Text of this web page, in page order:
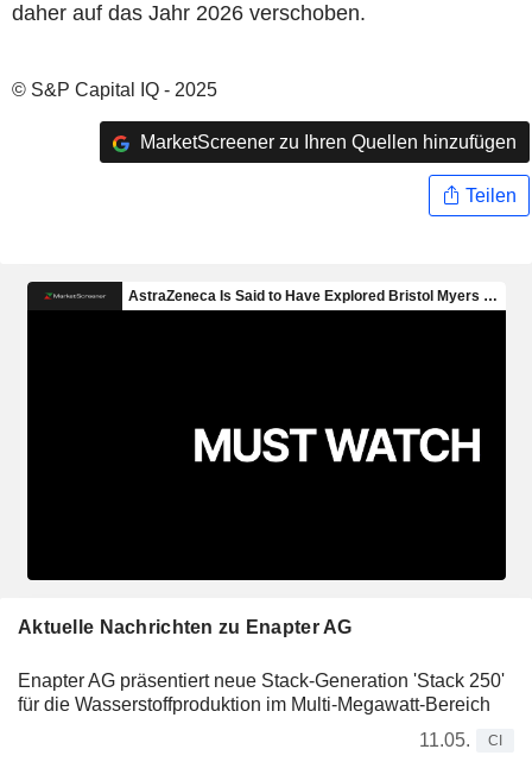
daher auf das Jahr 2026 verschoben.
© S&P Capital IQ - 2025
MarketScreener zu Ihren Quellen hinzufügen
Teilen
Aktuelle Nachrichten zu Enapter AG
Enapter AG präsentiert neue Stack-Generation 'Stack 250'
für die Wasserstoffproduktion im Multi-Megawatt-Bereich
11.05.
CI